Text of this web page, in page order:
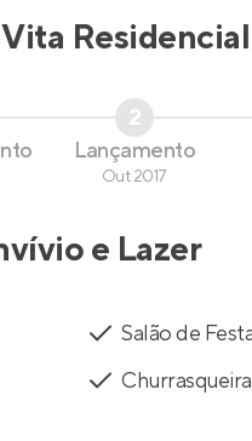
Vita Residencial
2
Lançamento
Out 2017
e Lazer
Salão de
Churrasqueira